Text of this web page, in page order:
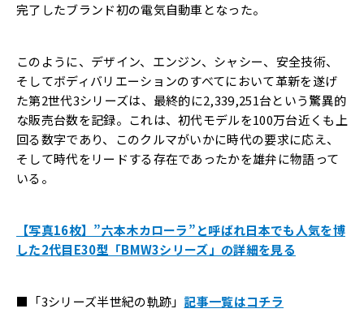
完了したブランド初の電気自動車となった。
このように、デザイン、エンジン、シャシー、安全技術、
そしてボディバリエーションのすべてにおいて革新を遂げ
た第2世代3シリーズは、最終的に2,339,251台という驚異的
な販売台数を記録。これは、初代モデルを100万台近くも上
回る数字であり、このクルマがいかに時代の要求に応え、
そして時代をリードする存在であったかを雄弁に物語って
いる。
【写真16枚】”六本木カローラ”と呼ばれ日本でも人気を博
した2代目E30型「BMW3シリーズ」の詳細を見る
■「3シリーズ半世紀の軌跡」記事一覧はコチラ